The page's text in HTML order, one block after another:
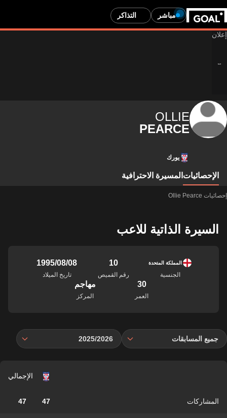
مباشر التذاكر
OLLIE
PEARCE
يورك
الإحصائيات المسيرة الاحترافية
إحصائيات Ollie Pearce
السيرة الذاتية للاعب
المملكة المتحدة
الجنسية
10
رقم القميص
08‏/08‏/1995
تاريخ الميلاد
30
العمر
مهاجم
المركز
جميع المسابقات 2025/2026
الإجمالي
المشاركات 47
47